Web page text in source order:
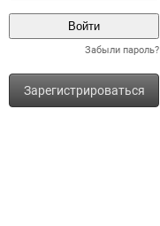
Забыли пароль?
Зарегистрироваться